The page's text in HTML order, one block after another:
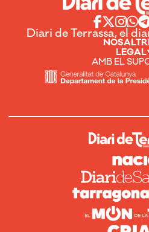
Diari de Terrassa, el
LEGAL
AMB EL